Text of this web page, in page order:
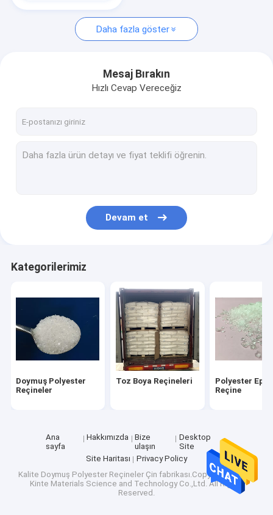
Daha fazla göster
Mesaj Bırakın
Hızlı Cevap Vereceğiz
Devam et
Kategorilerimiz
Doymuş Polyester
Reçineler
Toz Boya Reçineleri
Polyester
Reçine
Ana
sayfa
Hakkımızda
Bize
ulaşın
Desktop
Site
Site Haritası
Privacy Policy
Kalite Doymuş Polyester Reçineler Çin fabrikası.Copyright © 2026
Kinte Materials Science and Technology Co.,Ltd. All Rights
Reserved.